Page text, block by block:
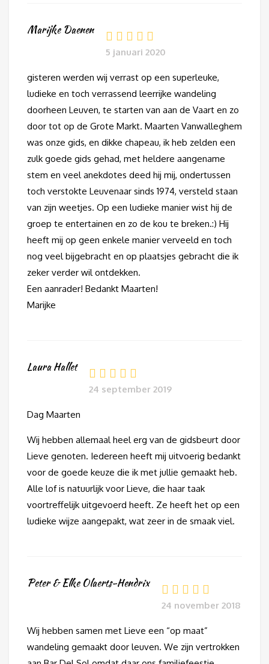
Marijke Daenen
5 januari 2020
gisteren werden wij verrast op een superleuke,
ludieke en toch verrassend leerrijke wandeling
doorheen Leuven, te starten van aan de Vaart en zo
door tot op de Grote Markt. Maarten Vanwalleghem
was onze gids, en dikke chapeau, ik heb zelden een
zulk goede gids gehad, met heldere aangename
stem en veel anekdotes deed hij mij, ondertussen
toch verstokte Leuvenaar sinds 1974, versteld staan
van zijn weetjes. Op een ludieke manier wist hij de
groep te entertainen en zo de kou te breken.:) Hij
heeft mij op geen enkele manier verveeld en toch
nog veel bijgebracht en op plaatsjes gebracht die ik
zeker verder wil ontdekken.
Een aanrader! Bedankt Maarten!
Marijke
Laura Hallet
24 september 2019
Dag Maarten
Wij hebben allemaal heel erg van de gidsbeurt door
Lieve genoten. Iedereen heeft mij uitvoerig bedankt
voor de goede keuze die ik met jullie gemaakt heb.
Alle lof is natuurlijk voor Lieve, die haar taak
voortreffelijk uitgevoerd heeft. Ze heeft het op een
ludieke wijze aangepakt, wat zeer in de smaak viel.
Peter & Elke Olaerts-Hendrix
24 november 2018
Wij hebben samen met Lieve een “op maat”
wandeling gemaakt door leuven. We zijn vertrokken